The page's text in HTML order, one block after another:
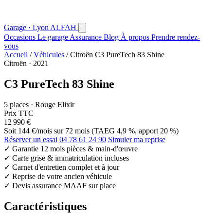
Garage · Lyon ALFAH
Occasions Le garage Assurance Blog À propos Prendre rendez-
vous
Accueil /Véhicules /Citroën C3 PureTech 83 Shine
Citroën · 2021
C3 PureTech 83 Shine
5 places · Rouge Elixir
Prix TTC
12 990 €
Soit 144 €/mois sur 72 mois (TAEG 4,9 %, apport 20 %)
Réserver un essai 04 78 61 24 90 Simuler ma reprise
✓ Garantie 12 mois pièces & main-d'œuvre
✓ Carte grise & immatriculation incluses
✓ Carnet d'entretien complet et à jour
✓ Reprise de votre ancien véhicule
✓ Devis assurance MAAF sur place
Caractéristiques